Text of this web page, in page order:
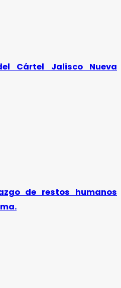
Cártel Jalisco Nueva
de restos humanos